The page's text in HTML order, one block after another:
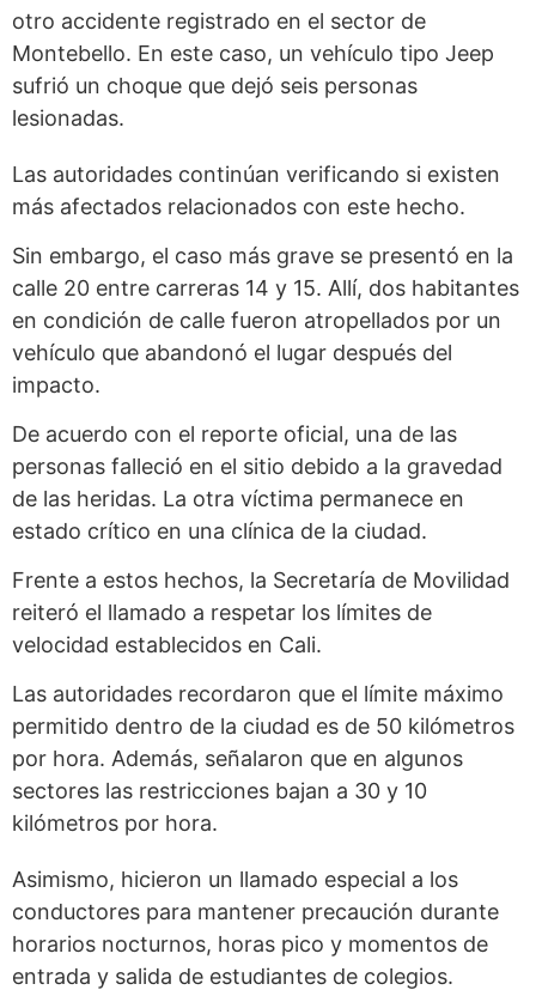
otro accidente registrado en el sector de
Montebello. En este caso, un vehículo tipo Jeep
sufrió un choque que dejó seis personas
lesionadas.
Las autoridades continúan verificando si existen
más afectados relacionados con este hecho.
Sin embargo, el caso más grave se presentó en la
calle 20 entre carreras 14 y 15. Allí, dos habitantes
en condición de calle fueron atropellados por un
vehículo que abandonó el lugar después del
impacto.
De acuerdo con el reporte oficial, una de las
personas falleció en el sitio debido a la gravedad
de las heridas. La otra víctima permanece en
estado crítico en una clínica de la ciudad.
Frente a estos hechos, la Secretaría de Movilidad
reiteró el llamado a respetar los límites de
velocidad establecidos en Cali.
Las autoridades recordaron que el límite máximo
permitido dentro de la ciudad es de 50 kilómetros
por hora. Además, señalaron que en algunos
sectores las restricciones bajan a 30 y 10
kilómetros por hora.
Asimismo, hicieron un llamado especial a los
conductores para mantener precaución durante
horarios nocturnos, horas pico y momentos de
entrada y salida de estudiantes de colegios.